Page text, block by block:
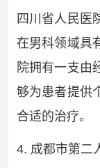
四川省人民医
在男科领域具
院拥有一支由
够为患者提供
合适的治疗。
4. 成都市第二